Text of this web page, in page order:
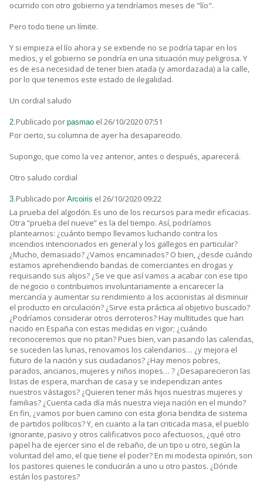
ocurrido con otro gobierno ya tendríamos meses de "lío".
Pero todo tiene un límite.
Y si empieza el lío ahora y se extiende no se podría tapar en los
medios, y el gobierno se pondría en una situación muy peligrosa. Y
es de esa necesidad de tener bien atada (y amordazada) a la calle,
por lo que tenemos este estado de ilegalidad.
Un cordial saludo
2.Publicado por pasmao el 26/10/2020 07:51
Por cierto, su columna de ayer ha desaparecido.
Supongo, que como la vez anterior, antes o después, aparecerá.
Otro saludo cordial
3.Publicado por Arcoiris el 26/10/2020 09:22
La prueba del algodón. Es uno de los recursos para medir eficacias.
Otra “prueba del nueve” es la del tiempo. Así, podríamos
plantearnos: ¿cuánto tiempo llevamos luchando contra los
incendios intencionados en general y los gallegos en particular?
¿Mucho, demasiado? ¿Vamos encaminados? O bien, ¿desde cuándo
estamos aprehendiendo bandas de comerciantes en drogas y
requisando sus alijos? ¿Se ve que así vamos a acabar con ese tipo
de negocio o contribuimos involuntariamente a encarecer la
mercancía y aumentar su rendimiento a los accionistas al disminuir
el producto en circulación? ¿Sirve esta práctica al objetivo buscado?
¿Podríamos considerar otros derroteros? Hay multitudes que han
nacido en España con estas medidas en vigor; ¿cuándo
reconoceremos que no pitan? Pues bien, van pasando las calendas,
se suceden las lunas, renovamos los calendarios… ¿y mejora el
futuro de la nación y sus ciudadanos? ¿Hay menos pobres,
parados, ancianos, mujeres y niños inopes… ? ¿Desaparecieron las
listas de espera, marchan de casa y se independizan antes
nuestros vástagos? ¿Quieren tener más hijos nuestras mujeres y
familias? ¿Cuenta cada día más nuestra vieja nación en el mundo?
En fin, ¿vamos por buen camino con esta gloria bendita de sistema
de partidos políticos? Y, en cuanto a la tan criticada masa, el pueblo
ignorante, pasivo y otros calificativos poco afectuosos, ¿qué otro
papel ha de ejercer sino el de rebaño, de un tipo u otro, según la
voluntad del amo, el que tiene el poder? En mi modesta opinión, son
los pastores quienes le conducirán a uno u otro pastos. ¿Dónde
están los pastores?